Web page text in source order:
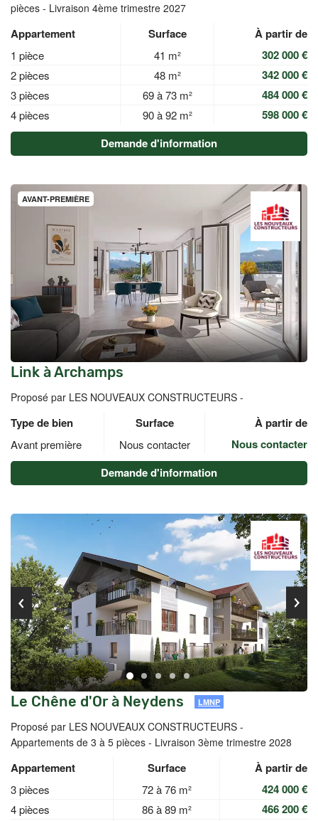
pièces - Livraison 4ème trimestre 2027
Appartement Surface À partir de
1 pièce 41 m² 302 000 €
2 pièces 48 m² 342 000 €
3 pièces 69 à 73 m² 484 000 €
4 pièces 90 à 92 m²
598 000 €
Demande d'information
AVANT-PREMIÈRE
Link à Archamps
Proposé par LES NOUVEAUX CONSTRUCTEURS -
Type de bien Surface À partir de
Avant première Nous contacter
Nous contacter
Demande d'information
Le Chêne d'Or à Neydens LMNP
Proposé par LES NOUVEAUX CONSTRUCTEURS -
Appartements de 3 à 5 pièces - Livraison 3ème trimestre 2028
Appartement Surface À partir de
3 pièces 72 à 76 m² 424 000 €
4 pièces 86 à 89 m² 466 200 €